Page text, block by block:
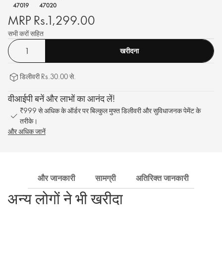
47019
47020
MRP Rs.1,299.00
सभी करों सहित
खरीदना
डिलीवरी Rs.30.00 से.
वीआईपी बनें और लाभों का आनंद लें!
₹999 से अधिक के ऑर्डर पर बिल्कुल मुफ्त डिलीवरी और सुविधाजनक पेमेंट के
तरीके।
और अधिक जानें
और जानकारी सामग्री अतिरिक्त जानकारी
अन्य लोगों ने भी खरीदा